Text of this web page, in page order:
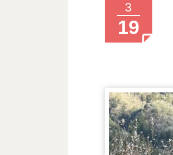
3
19